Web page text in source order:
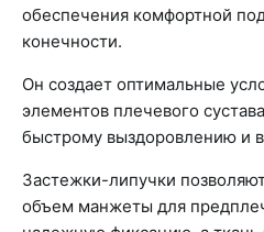
обеспечения комфортной
конечности.
Он создает оптимальные
элементов плечевого
быстрому выздоровлению и
Застежки-липучки
объем манжеты для